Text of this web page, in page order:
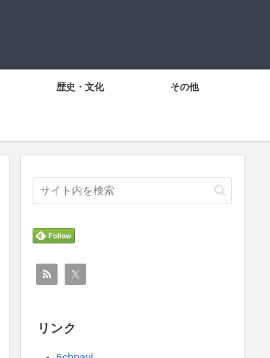
歴史・文化 その他
リンク